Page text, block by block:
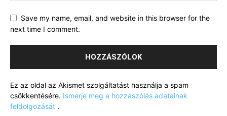
Save my name, email, and website in this browser for the
next time I comment.
Ez az oldal az Akismet szolgáltatást használja a spam
csökkentésére. Ismerje meg a hozzászólás adatainak
feldolgozását .